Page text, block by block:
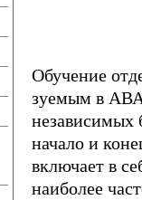
Обучение
зуемым в
независимых
начало и
включает в
наиболее